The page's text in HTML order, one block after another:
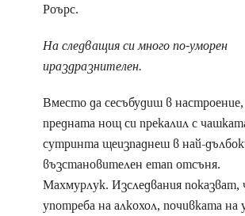
Роърс.
На следващия си много по-уморен
ираздразнителен.
Вместо да сесъбудиш в
предната нощ си прекалил с
сутринта щеизпаднеш в най-
възстановителен етап отсъня.
Махмурлук. Изследвания показват,
употреба на алкохол, почивката на